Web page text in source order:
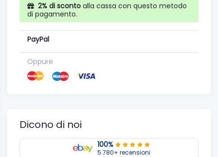
2% di sconto alla cassa con questo metodo
di pagamento.
PayPal
Oppure
Dicono di noi
100%
5.780+ recensioni